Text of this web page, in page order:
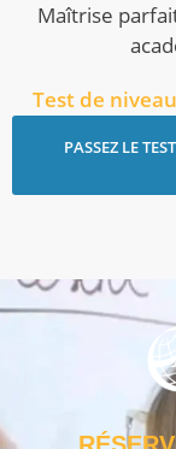
Maîtrise
Test de
PASSEZ LE